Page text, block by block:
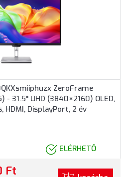
ZeroFrame
- 31.5" UHD (3840×2160) OLED,
HDMI, DisplayPort, 2 év
ELÉRHETŐ
Ft